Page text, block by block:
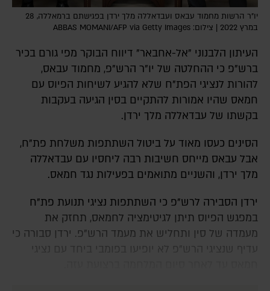
יו"ר הרשות מחמוד עבאס ועבדאללה מלך ירדן בפגישתם ברמאללה, 28
במרץ 2022 | צילום: ABBAS MOMANI/AFP via Getty Images
העיתון הלבנוני "אל-אחבאר" דיווח הבוקר מפי גורם בכיר
ברש"פ כי ההחלטה של יו"ר הרש"פ, מחמוד עבאס,
להורות לנציגי הפת"ח שלא להגיע לשיחות הפיוס עם
חמאס שהיו אמורות להתקיים בסין הגיעה בעקבות
בקשתו של עבדאללה מלך ירדן.
הסינים כעסו מאוד על ביטול השתתפות משלחת פת"ח,
אבל עבאס מייחס חשיבות רבה ליחסיו עם עבדאללה
מלך ירדן, והשניים מתואמים בפעילות נגד חמאס.
ירדן הסבירה לרש"פ כי השתתפות נציגי תנועת פת"ח
במפגש הפיוס תיתן לגיטימציה לחמאס, תחזק את
מעמדה של סין ותחליש את מעמד הרש"פ. ירדן סבורה כי
עדיף שנציגי הרש"פ לא יופיעו בפומבי ביחד עם נציגי